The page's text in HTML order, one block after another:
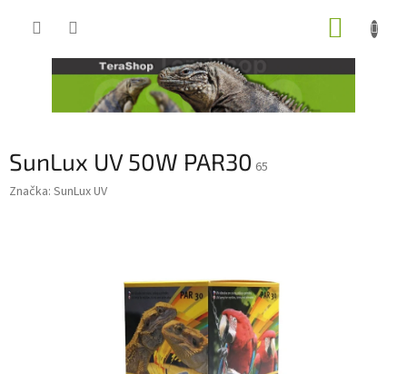
SunLux UV 50W PAR30 65
Značka: SunLux UV